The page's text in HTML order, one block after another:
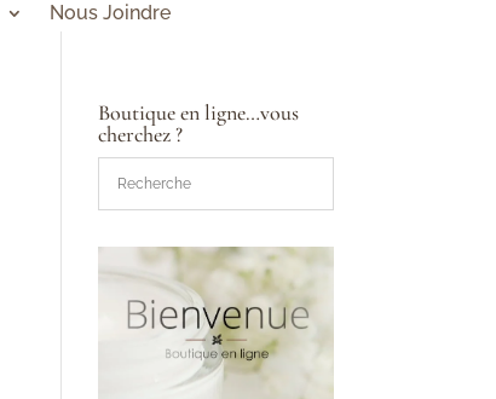
Nous Joindre
Boutique en ligne…vous
cherchez ?